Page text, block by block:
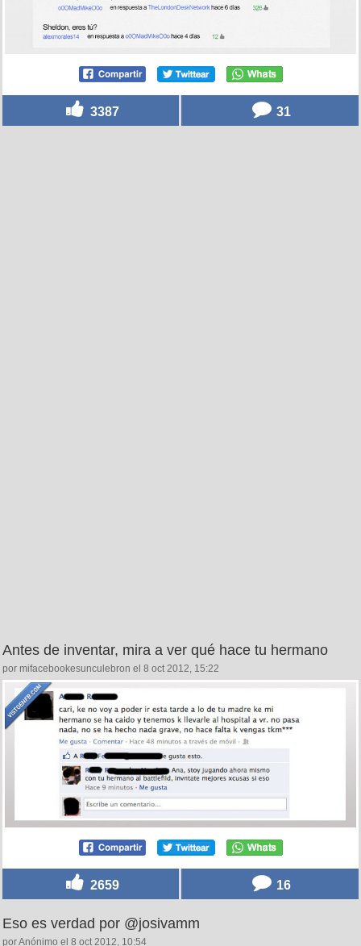
3387 31
Antes de inventar, mira a ver qué hace tu hermano
por mifacebookesunculebron el 8 oct 2012, 15:22
2659 16
Eso es verdad por @josivamm
por Anónimo el 8 oct 2012, 10:54